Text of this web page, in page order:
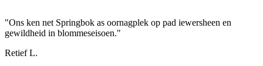
"Ons ken net Springbok as oornagplek op pad iewersheen en
gewildheid in blommeseisoen."
Retief L.